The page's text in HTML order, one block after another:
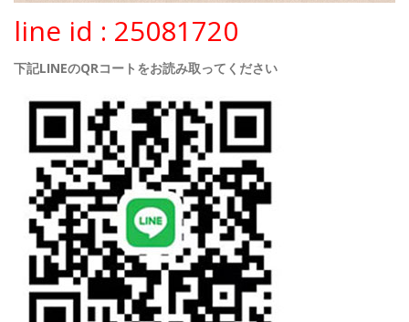
line id : 25081720
下記LINEのQRコートをお読み取ってください